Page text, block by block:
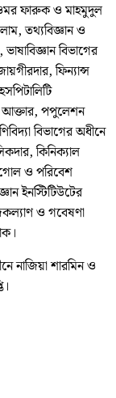
ওমর ফারুক ও মাহমুদুল
তথ্যবিজ্ঞান ও
বিভাগের
ফিন্যান্স
আক্তার, পপুলেশন
বিভাগের অধীনে
কিনিক্যাল
ও পরিবেশ
ইনস্টিটিউটের
ও গবেষণা
নাজিয়া শারমিন ও